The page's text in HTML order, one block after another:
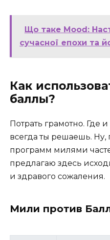
Що таке Mood:
сучасної епохи та
Как
баллы?
Потрать грамотно. Где
всегда ты решаешь. Ну,
программ милями
предлагаю здесь
и здравого сожаления.
Мили против